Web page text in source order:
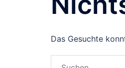
Das Gesuchte